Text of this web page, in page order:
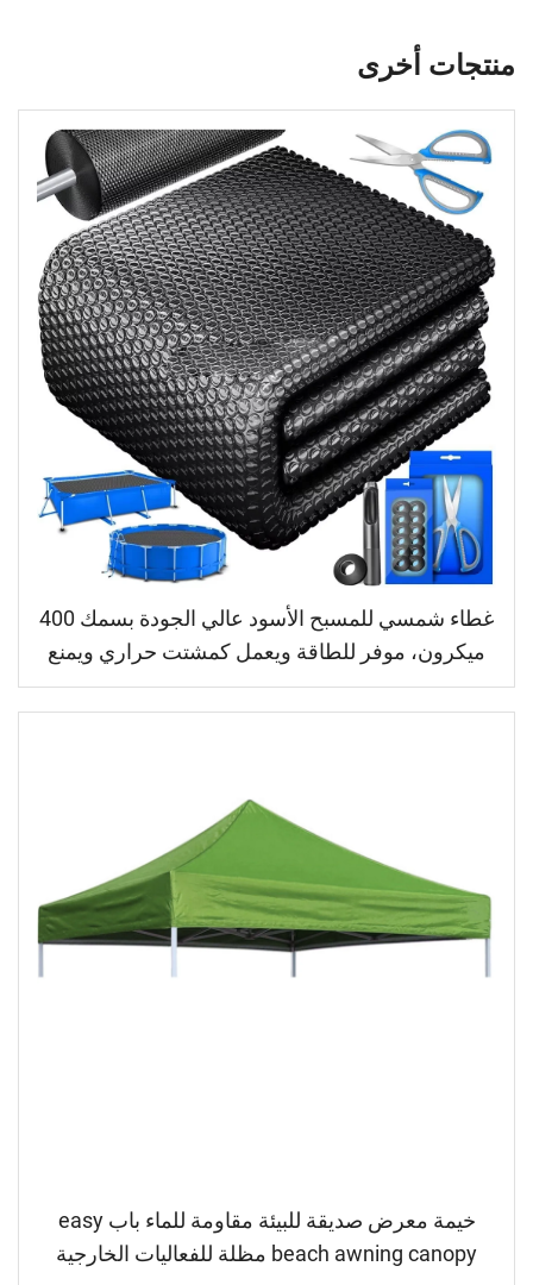
منتجات أخرى
غطاء شمسي للمسبح الأسود عالي الجودة بسمك 400
ميكرون، موفر للطاقة ويعمل كمشتت حراري ويمنع
نمو الطحالب مع توافر أنواع مختلفة من المحاور
خيمة معرض صديقة للبيئة مقاومة للماء باب easy
beach awning canopy مظلة للفعاليات الخارجية